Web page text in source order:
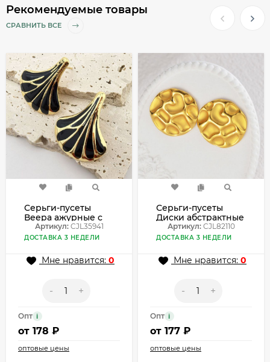
Рекомендуемые товары
СРАВНИТЬ ВСЕ
Серьги-пусеты
Веера ажурные с
черной эмалью
CJL35941
Артикул:CJL35941
ДОСТАВКА 3 НЕДЕЛИ
Мне нравится: 0
- +
Опт i
от 178 ₽
оптовые цены
Серьги-пусеты
Диски абстрактные
рельефные
CJL82110
Артикул:CJL82110
ДОСТАВКА 3 НЕДЕЛИ
Мне нравится: 0
- +
Опт i
от 177 ₽
оптовые цены